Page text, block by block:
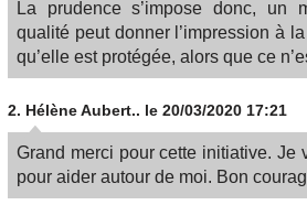
La prudence s’impose donc, un
qualité peut donner l’impression à
qu’elle est protégée, alors que ce
2. Hélène Aubert.. le 20/03/2020 17:21
Grand merci pour cette initiative. Je
pour aider autour de moi. Bon